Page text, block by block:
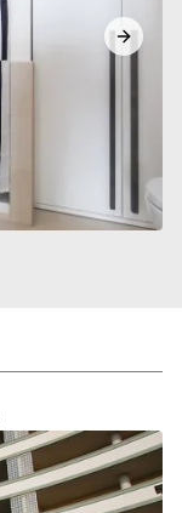
Next